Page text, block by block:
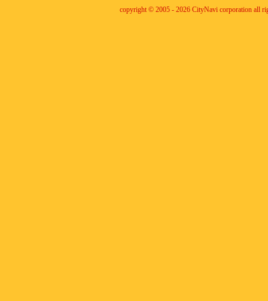
copyright © 2005 - 2026 CityNavi corporation all